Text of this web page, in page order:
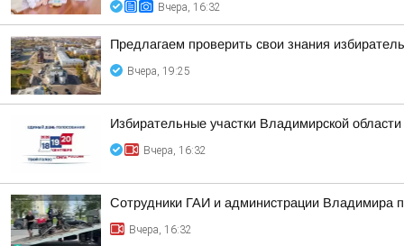
Вчера, 16:32
Предлагаем проверить свои знания
Вчера, 19:25
Избирательные участки Владимирской
Вчера, 16:32
Сотрудники ГАИ и администрации Владимира
Вчера, 16:32